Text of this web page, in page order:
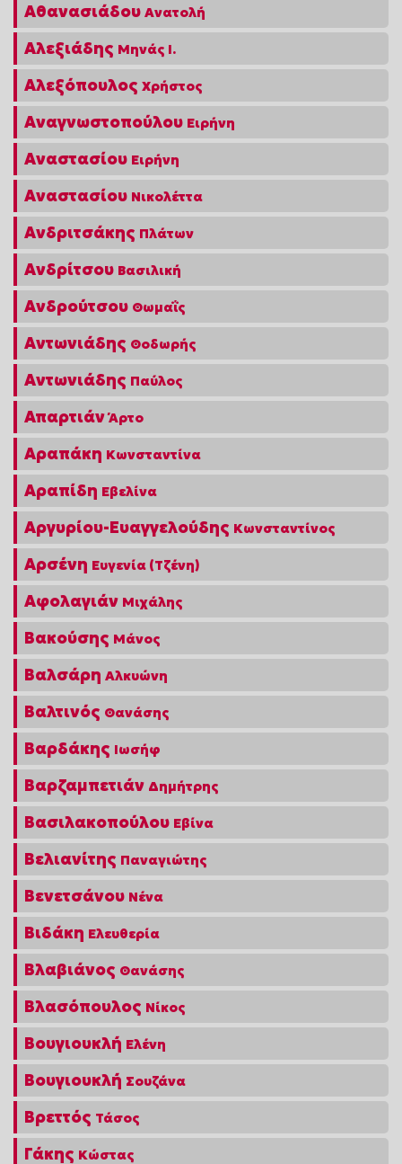
Αθανασιάδου Ανατολή
Αλεξιάδης Μηνάς Ι.
Αλεξόπουλος Χρήστος
Αναγνωστοπούλου Ειρήνη
Αναστασίου Ειρήνη
Αναστασίου Νικολέττα
Ανδριτσάκης Πλάτων
Ανδρίτσου Βασιλική
Ανδρούτσου Θωμαΐς
Αντωνιάδης Θοδωρής
Αντωνιάδης Παύλος
Απαρτιάν Άρτο
Αραπάκη Κωνσταντίνα
Αραπίδη Εβελίνα
Αργυρίου-Ευαγγελούδης Κωνσταντίνος
Αρσένη Ευγενία (Τζένη)
Αφολαγιάν Μιχάλης
Βακούσης Μάνος
Βαλσάρη Αλκυώνη
Βαλτινός Θανάσης
Βαρδάκης Ιωσήφ
Βαρζαμπετιάν Δημήτρης
Βασιλακοπούλου Εβίνα
Βελιανίτης Παναγιώτης
Βενετσάνου Νένα
Βιδάκη Ελευθερία
Βλαβιάνος Θανάσης
Βλασόπουλος Νίκος
Βουγιουκλή Ελένη
Βουγιουκλή Σουζάνα
Βρεττός Τάσος
Γάκης Κώστας